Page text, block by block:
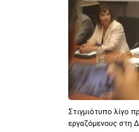
Στιγμιότυπο λίγο
εργαζόμενους στη